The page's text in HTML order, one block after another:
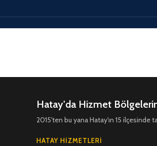
Hatay'da Hizmet
2015'ten bu yana Hatay'ın 15 ilçesinde
HATAY HIZMETLERI